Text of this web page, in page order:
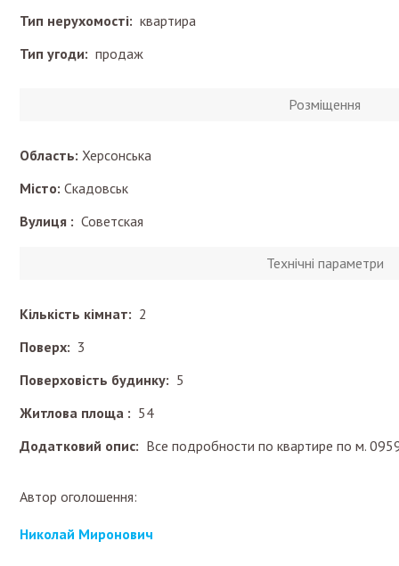
Тип нерухомості: квартира
Тип угоди: продаж
Розміщення
Область: Херсонська
Місто: Скадовськ
Вулиця : Советская
Технічні параметри
Кількість кімнат: 2
Поверх: 3
Поверховість будинку: 5
Житлова площа : 54
Додатковий опис: Все подробности по квартире по м.
Автор оголошення:
Николай Миронович